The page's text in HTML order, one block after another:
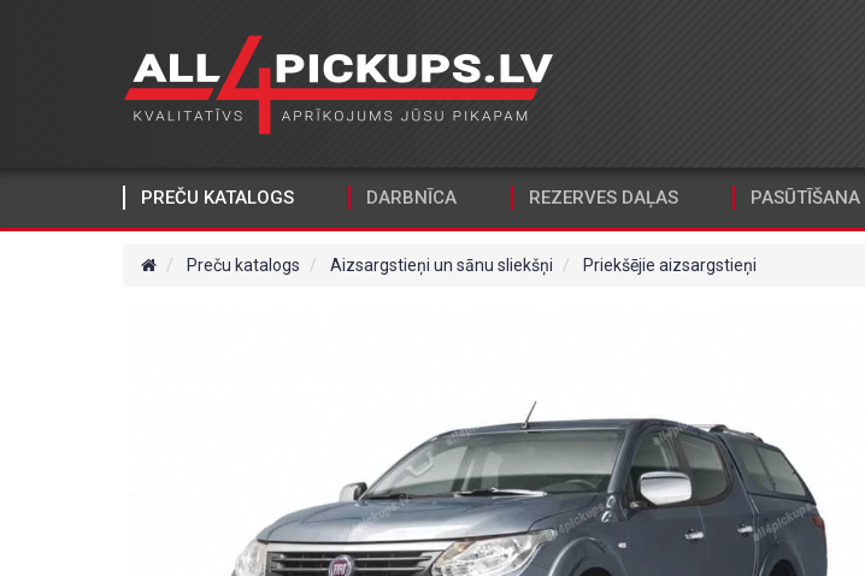
PREČU KATALOGS DARBNĪCA REZERVES DAĻAS
Preču katalogs Aizsargstieņi un sānu sliekšņi Priekšējie aizsargstieņi